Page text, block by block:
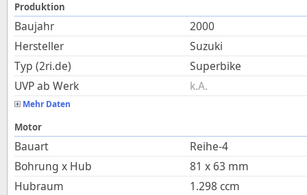
Produktion
Baujahr
2000
Hersteller
Suzuki
Typ (2ri.de)
Superbike
UVP ab Werk
k.A.
Mehr Daten
Motor
Bauart
Reihe-4
Bohrung x Hub
81 x 63 mm
Hubraum
1.298 ccm